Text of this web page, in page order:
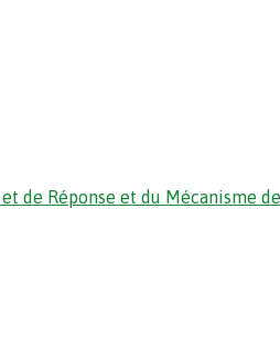
de Réponse et du Mécanisme